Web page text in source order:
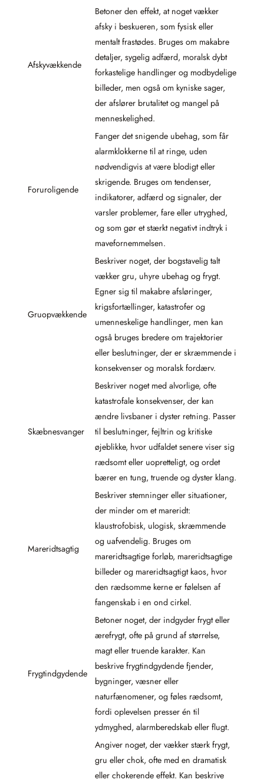
Afskyvækkende
Betoner den effekt, at noget vækker
afsky i beskueren, som fysisk eller
mentalt frastødes. Bruges om makabre
detaljer, sygelig adfærd, moralsk dybt
forkastelige handlinger og modbydelige
billeder, men også om kyniske sager,
der afslører brutalitet og mangel på
menneskelighed.
Foruroligende
Fanger det snigende ubehag, som får
alarmklokkerne til at ringe, uden
nødvendigvis at være blodigt eller
skrigende. Bruges om tendenser,
indikatorer, adfærd og signaler, der
varsler problemer, fare eller utryghed,
og som gør et stærkt negativt indtryk i
mavefornemmelsen.
Gruopvækkende
Beskriver noget, der bogstavelig talt
vækker gru, uhyre ubehag og frygt.
Egner sig til makabre afsløringer,
krigsfortællinger, katastrofer og
umenneskelige handlinger, men kan
også bruges bredere om trajektorier
eller beslutninger, der er skræmmende i
konsekvenser og moralsk fordærv.
Skæbnesvanger
Beskriver noget med alvorlige, ofte
katastrofale konsekvenser, der kan
ændre livsbaner i dyster retning. Passer
til beslutninger, fejltrin og kritiske
øjeblikke, hvor udfaldet senere viser sig
rædsomt eller uopretteligt, og ordet
bærer en tung, truende og dyster klang.
Mareridtsagtig
Beskriver stemninger eller situationer,
der minder om et mareridt:
klaustrofobisk, ulogisk, skræmmende
og uafvendelig. Bruges om
mareridtsagtige forløb, mareridtsagtige
billeder og mareridtsagtigt kaos, hvor
den rædsomme kerne er følelsen af
fangenskab i en ond cirkel.
Frygtindgydende
Betoner noget, der indgyder frygt eller
ærefrygt, ofte på grund af størrelse,
magt eller truende karakter. Kan
beskrive frygtindgydende fjender,
bygninger, væsner eller
naturfænomener, og føles rædsomt,
fordi oplevelsen presser én til
ydmyghed, alarmberedskab eller flugt.
Angiver noget, der vækker stærk frygt,
gru eller chok, ofte med en dramatisk
eller chokerende effekt. Kan beskrive